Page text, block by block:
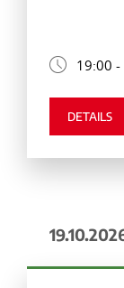
19:00
DETAILS